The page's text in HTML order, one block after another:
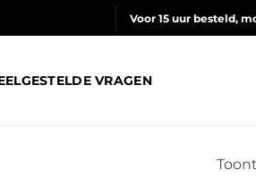
Voor 15 uur besteld,
VRAGEN